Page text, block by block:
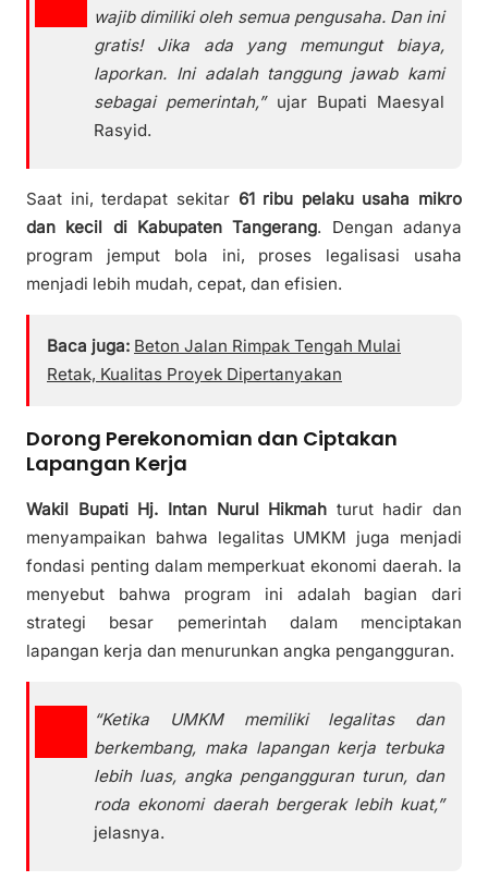
wajib dimiliki oleh semua pengusaha. Dan ini
gratis! Jika ada yang memungut biaya,
laporkan. Ini adalah tanggung jawab kami
sebagai pemerintah,”ujar Bupati Maesyal
Rasyid.
Saat ini, terdapat sekitar 61 ribu pelaku usaha mikro
dan kecil di Kabupaten Tangerang. Dengan adanya
program jemput bola ini, proses legalisasi usaha
menjadi lebih mudah, cepat, dan efisien.
Baca juga: Beton Jalan Rimpak Tengah Mulai
Retak, Kualitas Proyek Dipertanyakan
Dorong Perekonomian dan Ciptakan
Lapangan Kerja
Wakil Bupati Hj. Intan Nurul Hikmah turut hadir dan
menyampaikan bahwa legalitas UMKM juga menjadi
fondasi penting dalam memperkuat ekonomi daerah. Ia
menyebut bahwa program ini adalah bagian dari
strategi besar pemerintah dalam menciptakan
lapangan kerja dan menurunkan angka pengangguran.
“Ketika UMKM memiliki legalitas dan
berkembang, maka lapangan kerja terbuka
lebih luas, angka pengangguran turun, dan
roda ekonomi daerah bergerak lebih kuat,”
jelasnya.